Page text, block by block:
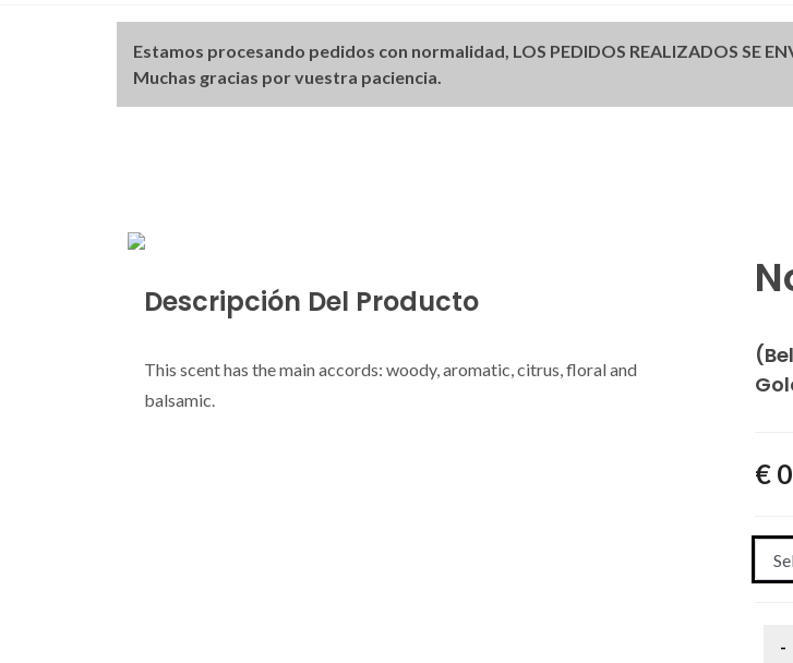
Estamos procesando pedidos con normalidad, LOS PEDIDOS REALIZADOS SE
Muchas gracias por vuestra paciencia.
Descripción Del Producto
This scent has the main accords: woody, aromatic, citrus, floral and
balsamic.
€